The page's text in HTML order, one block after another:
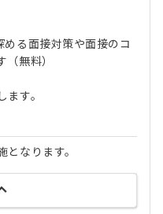
る面接対策や面接のコ
無料）
す。
なります。